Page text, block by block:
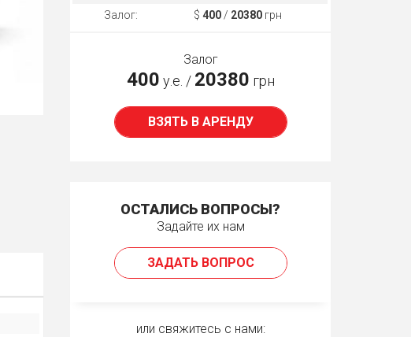
Залог:
$400 / 20380 грн
Залог
400 у.е. / 20380 грн
ВЗЯТЬ В АРЕНДУ
ОСТАЛИСЬ ВОПРОСЫ?
Задайте их нам
ЗАДАТЬ ВОПРОС
или свяжитесь с нами: